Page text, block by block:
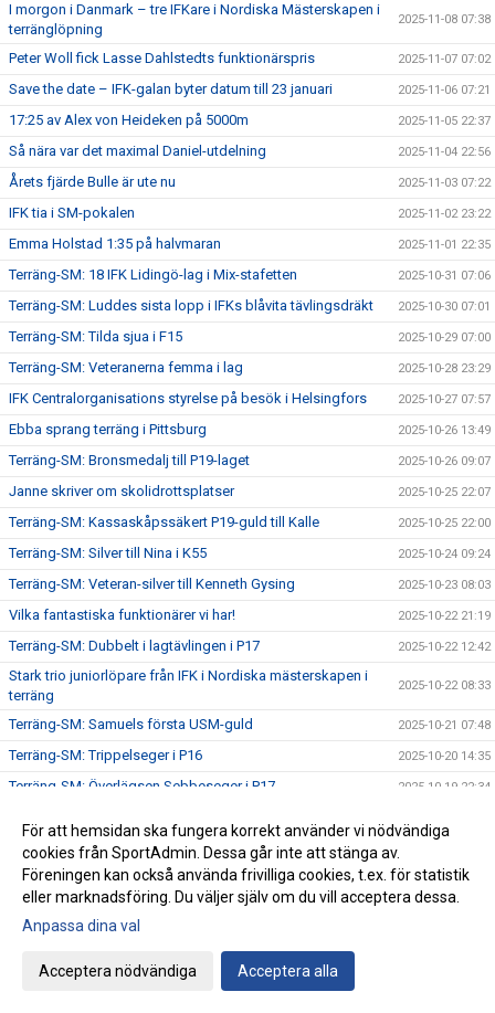
I morgon i Danmark – tre IFKare i Nordiska Mästerskapen i
terränglöpning
2025-11-08 07:38
Peter Woll fick Lasse Dahlstedts funktionärspris 2025-11-07 07:02
Save the date – IFK-galan byter datum till 23 januari 2025-11-06 07:21
17:25 av Alex von Heideken på 5000m 2025-11-05 22:37
Så nära var det maximal Daniel-utdelning 2025-11-04 22:56
Årets fjärde Bulle är ute nu 2025-11-03 07:22
IFK tia i SM-pokalen 2025-11-02 23:22
Emma Holstad 1:35 på halvmaran 2025-11-01 22:35
Terräng-SM: 18 IFK Lidingö-lag i Mix-stafetten 2025-10-31 07:06
Terräng-SM: Luddes sista lopp i IFKs blåvita tävlingsdräkt 2025-10-30 07:01
Terräng-SM: Tilda sjua i F15 2025-10-29 07:00
Terräng-SM: Veteranerna femma i lag 2025-10-28 23:29
IFK Centralorganisations styrelse på besök i Helsingfors 2025-10-27 07:57
Ebba sprang terräng i Pittsburg 2025-10-26 13:49
Terräng-SM: Bronsmedalj till P19-laget 2025-10-26 09:07
Janne skriver om skolidrottsplatser 2025-10-25 22:07
Terräng-SM: Kassaskåpssäkert P19-guld till Kalle 2025-10-25 22:00
Terräng-SM: Silver till Nina i K55 2025-10-24 09:24
Terräng-SM: Veteran-silver till Kenneth Gysing 2025-10-23 08:03
Vilka fantastiska funktionärer vi har! 2025-10-22 21:19
Terräng-SM: Dubbelt i lagtävlingen i P17 2025-10-22 12:42
Stark trio juniorlöpare från IFK i Nordiska mästerskapen i
terräng
2025-10-22 08:33
Terräng-SM: Samuels första USM-guld 2025-10-21 07:48
Terräng-SM: Trippelseger i P16 2025-10-20 14:35
Terräng-SM: Överlägsen Sebbeseger i P17 2025-10-19 22:34
Chicago
2025-10-18 22:01
Terräng-SM: Nära, nära senior-SM-guld för Kalle 2025-10-18 21:33
Bästa stafettiden på 2000-talet – och det med två IFKare i
2025-10-17 18:12
Ebba 19:02 i 5 km-loppet i Fort Worth i Texas
För att hemsidan ska fungera korrekt använder vi nödvändiga
cookies från SportAdmin. Dessa går inte att stänga av.
Föreningen kan också använda frivilliga cookies, t.ex. för statistik
eller marknadsföring. Du väljer själv om du vill acceptera dessa.
Anpassa dina val
Acceptera nödvändiga Acceptera alla